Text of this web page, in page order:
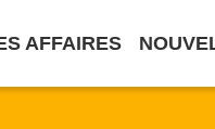
AFFAIRES